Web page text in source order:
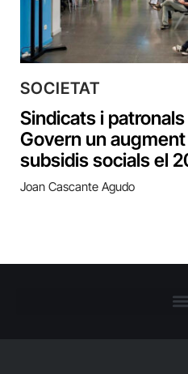
SOCIETAT
Sindicats i
Govern un
subsidis socials el
Joan Cascante Agudo